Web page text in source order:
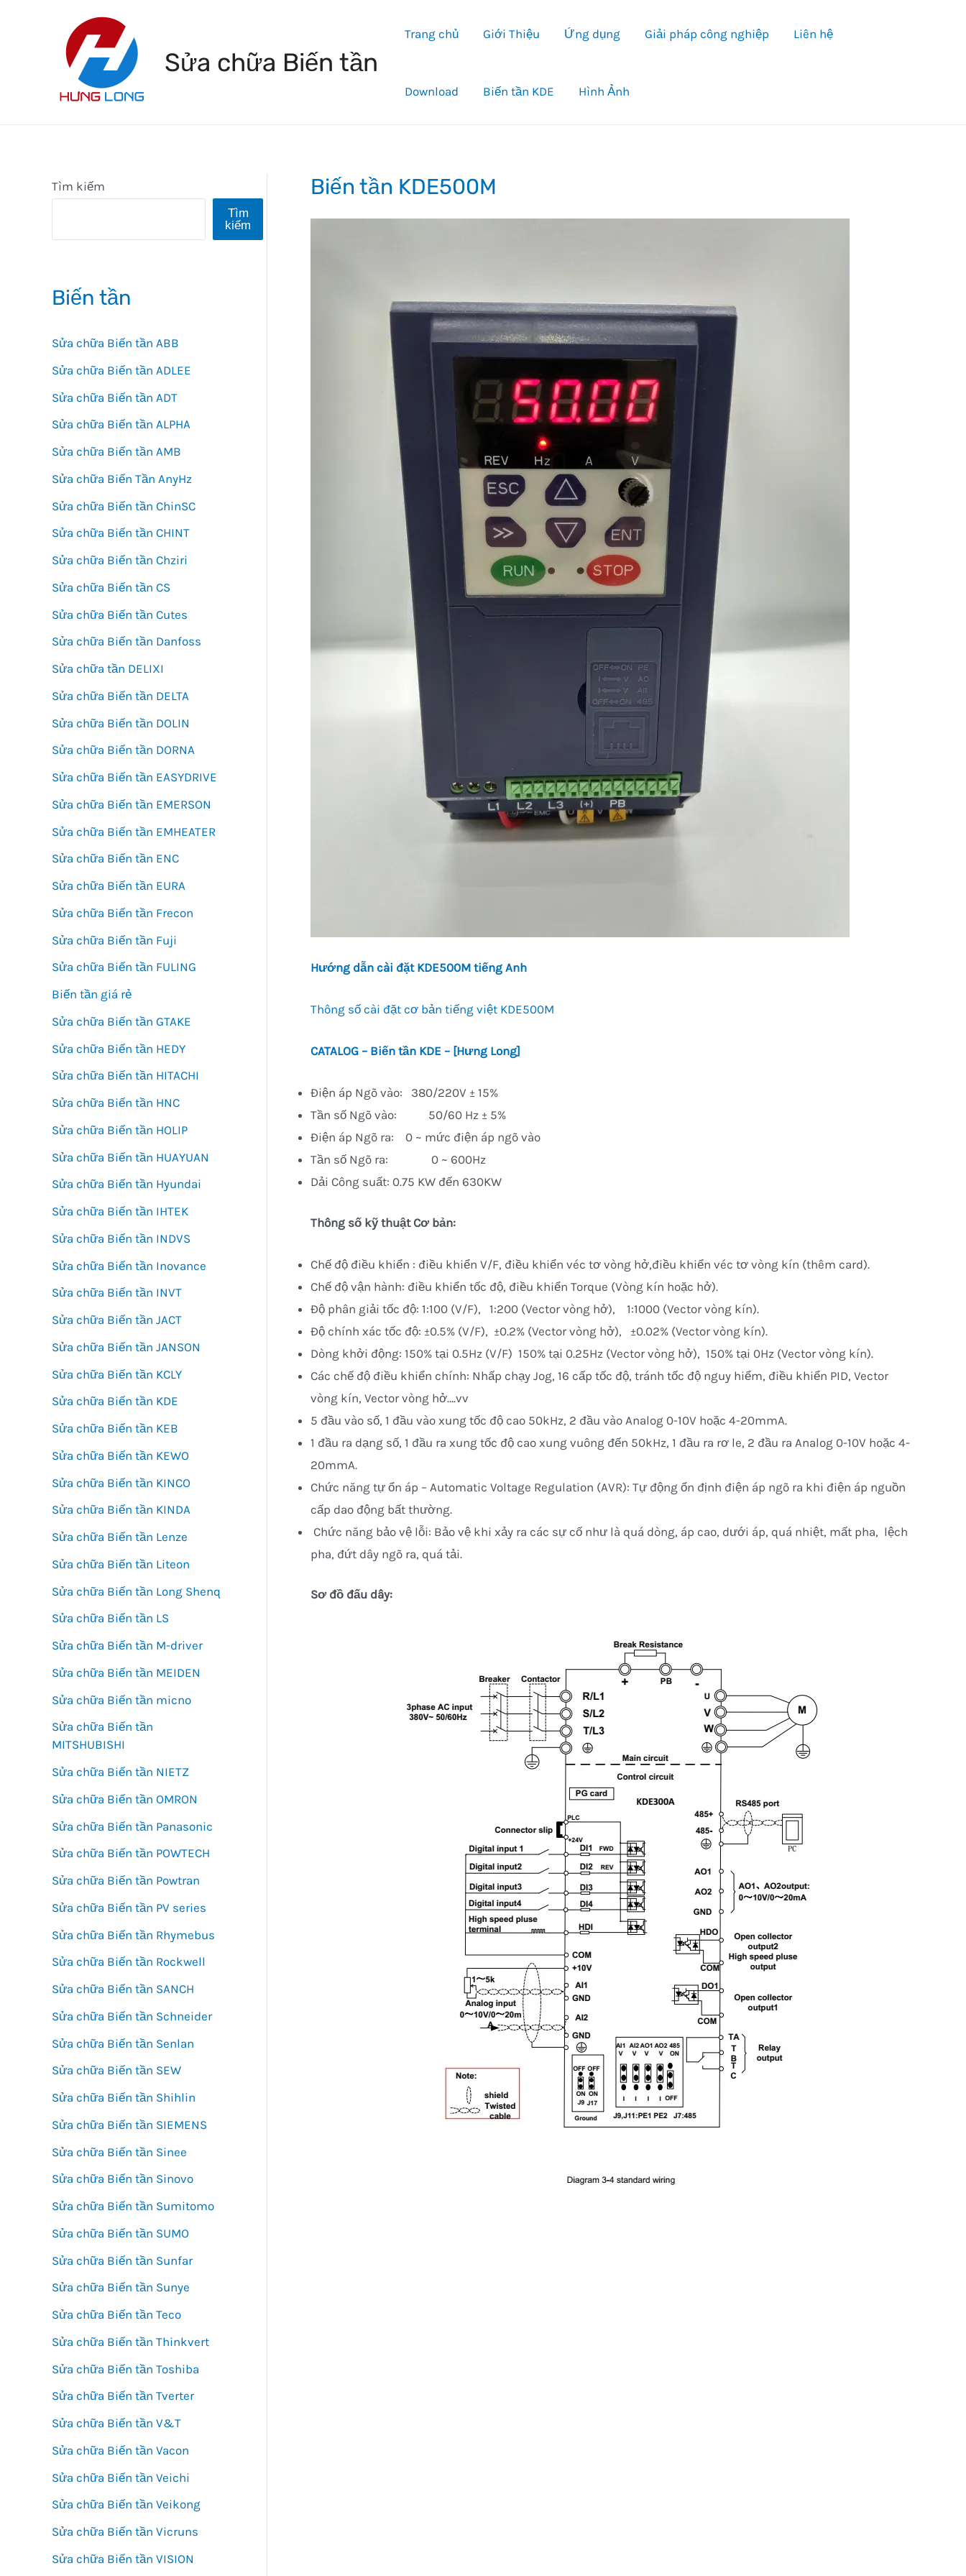
Sửa chữa Biến tần
Trang chủ Giới Thiệu Ứng dụng Giải pháp công nghiệp Liên hệ
Download Biến tần KDE Hình Ảnh
Tìm kiếm
Tìm
kiếm
Biến tần
Sửa chữa Biến tần ABB
Sửa chữa Biến tần ADLEE
Sửa chữa Biến tần ADT
Sửa chữa Biến tần ALPHA
Sửa chữa Biến tần AMB
Sửa chữa Biến Tần AnyHz
Sửa chữa Biến tần ChinSC
Sửa chữa Biến tần CHINT
Sửa chữa Biến tần Chziri
Sửa chữa Biến tần CS
Sửa chữa Biến tần Cutes
Sửa chữa Biến tần Danfoss
Sửa chữa tần DELIXI
Sửa chữa Biến tần DELTA
Sửa chữa Biến tần DOLIN
Sửa chữa Biến tần DORNA
Sửa chữa Biến tần EASYDRIVE
Sửa chữa Biến tần EMERSON
Sửa chữa Biến tần EMHEATER
Sửa chữa Biến tần ENC
Sửa chữa Biến tần EURA
Sửa chữa Biến tần Frecon
Sửa chữa Biến tần Fuji
Sửa chữa Biến tần FULING
Biến tần giá rẻ
Sửa chữa Biến tần GTAKE
Sửa chữa Biến tần HEDY
Sửa chữa Biến tần HITACHI
Sửa chữa Biến tần HNC
Sửa chữa Biến tần HOLIP
Sửa chữa Biến tần HUAYUAN
Sửa chữa Biến tần Hyundai
Sửa chữa Biến tần IHTEK
Sửa chữa Biến tần INDVS
Sửa chữa Biến tần Inovance
Sửa chữa Biến tần INVT
Sửa chữa Biến tần JACT
Sửa chữa Biến tần JANSON
Sửa chữa Biến tần KCLY
Sửa chữa Biến tần KDE
Sửa chữa Biến tần KEB
Sửa chữa Biến tần KEWO
Sửa chữa Biến tần KINCO
Sửa chữa Biến tần KINDA
Sửa chữa Biến tần Lenze
Sửa chữa Biến tần Liteon
Sửa chữa Biến tần Long Shenq
Sửa chữa Biến tần LS
Sửa chữa Biến tần M-driver
Sửa chữa Biến tần MEIDEN
Sửa chữa Biến tần micno
Sửa chữa Biến tần
MITSHUBISHI
Sửa chữa Biến tần NIETZ
Sửa chữa Biến tần OMRON
Sửa chữa Biến tần Panasonic
Sửa chữa Biến tần POWTECH
Sửa chữa Biến tần Powtran
Sửa chữa Biến tần PV series
Sửa chữa Biến tần Rhymebus
Sửa chữa Biến tần Rockwell
Sửa chữa Biến tần SANCH
Sửa chữa Biến tần Schneider
Sửa chữa Biến tần Senlan
Sửa chữa Biến tần SEW
Sửa chữa Biến tần Shihlin
Sửa chữa Biến tần SIEMENS
Sửa chữa Biến tần Sinee
Sửa chữa Biến tần Sinovo
Sửa chữa Biến tần Sumitomo
Sửa chữa Biến tần SUMO
Sửa chữa Biến tần Sunfar
Sửa chữa Biến tần Sunye
Sửa chữa Biến tần Teco
Sửa chữa Biến tần Thinkvert
Sửa chữa Biến tần Toshiba
Sửa chữa Biến tần Tverter
Sửa chữa Biến tần V&T
Sửa chữa Biến tần Vacon
Sửa chữa Biến tần Veichi
Sửa chữa Biến tần Veikong
Sửa chữa Biến tần Vicruns
Sửa chữa Biến tần VISION
Biến tần KDE500M
Hướng dẫn cài đặt KDE500M tiếng Anh
Thông số cài đặt cơ bản tiếng việt KDE500M
CATALOG – Biến tần KDE – [Hưng Long]
Điện áp Ngõ vào: 380/220V ± 15%
Tần số Ngõ vào: 50/60 Hz ± 5%
Điện áp Ngõ ra: 0 ~ mức điện áp ngõ vào
Tần số Ngõ ra: 0 ~ 600Hz
Dải Công suất: 0.75 KW đến 630KW
Thông số kỹ thuật Cơ bản:
Chế độ điều khiển : điều khiển V/F, điều khiển véc tơ vòng hở,điều khiển véc tơ vòng kín (thêm card).
Chế độ vận hành: điều khiển tốc độ, điều khiển Torque (Vòng kín hoặc hở).
Độ phân giải tốc độ: 1:100 (V/F), 1:200 (Vector vòng hở), 1:1000 (Vector vòng kín).
Độ chính xác tốc độ: ±0.5% (V/F), ±0.2% (Vector vòng hở), ±0.02% (Vector vòng kín).
Dòng khởi động: 150% tại 0.5Hz (V/F) 150% tại 0.25Hz (Vector vòng hở), 150% tại 0Hz (Vector vòng kín).
Các chế độ điều khiển chính: Nhấp chạy Jog, 16 cấp tốc độ, tránh tốc độ nguy hiểm, điều khiển PID, Vector
vòng kín, Vector vòng hở….vv
5 đầu vào số, 1 đầu vào xung tốc độ cao 50kHz, 2 đầu vào Analog 0-10V hoặc 4-20mmA.
1 đầu ra dạng số, 1 đầu ra xung tốc độ cao xung vuông đến 50kHz, 1 đầu ra rơ le, 2 đầu ra Analog 0-10V hoặc 4-
20mmA.
Chức năng tự ổn áp – Automatic Voltage Regulation (AVR): Tự động ổn định điện áp ngõ ra khi điện áp nguồn
cấp dao động bất thường.
Chức năng bảo vệ lỗi: Bảo vệ khi xảy ra các sự cố như là quá dòng, áp cao, dưới áp, quá nhiệt, mất pha, lệch
pha, đứt dây ngõ ra, quá tải.
Sơ đồ đấu dây: